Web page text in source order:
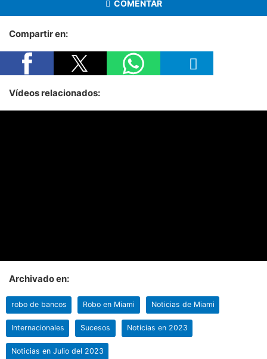
COMENTAR
Compartir en:
Vídeos relacionados:
Archivado en:
robo de bancos Robo en Miami Noticias de Miami
Internacionales Sucesos Noticias en 2023
Noticias en Julio del 2023